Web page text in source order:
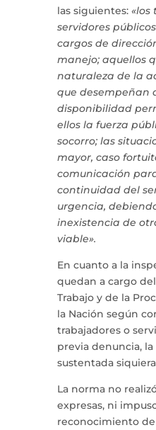
las siguientes:«los
servidores
cargos de
manejo; aquellos
naturaleza de la
que desempeñan
disponibilidad
ellos la fuerza
socorro; las
mayor, caso
comunicación
continuidad del
urgencia,
inexistencia de
viable».
En cuanto a la
quedan a cargo
Trabajo y de la
la Nación según
trabajadores o
previa denuncia,
sustentada
La norma no
expresas, ni
reconocimiento